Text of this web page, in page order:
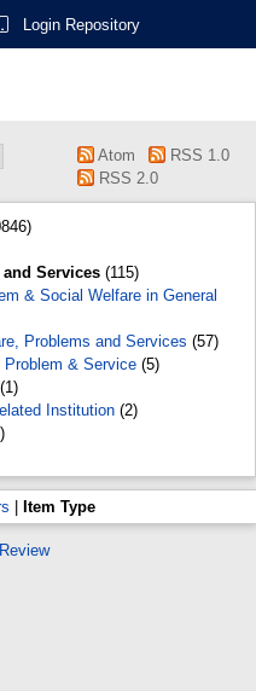
Login Repository
Atom
RSS 1.0
RSS 2.0
Services (115)
& Social Welfare in General
Problems and Services (57)
& Service (5)
(1)
Institution (2)
Item Type